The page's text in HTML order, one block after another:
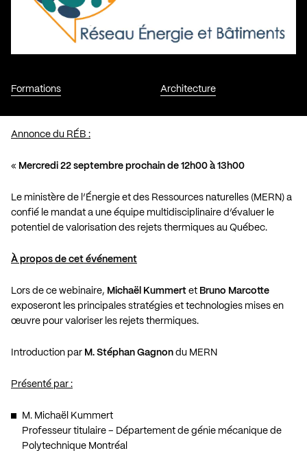
Formations Architecture
Annonce du RÉB :
« Mercredi 22 septembre prochain de 12h00 à 13h00
Le ministère de l’Énergie et des Ressources naturelles (MERN) a
confié le mandat a une équipe multidisciplinaire d’évaluer le
potentiel de valorisation des rejets thermiques au Québec.
À propos de cet événement
Lors de ce webinaire, Michaël Kummert et Bruno Marcotte
exposeront les principales stratégies et technologies mises en
œuvre pour valoriser les rejets thermiques.
Introduction par M. Stéphan Gagnon du MERN
Présenté par :
M. Michaël Kummert
Professeur titulaire – Département de génie mécanique de
Polytechnique Montréal